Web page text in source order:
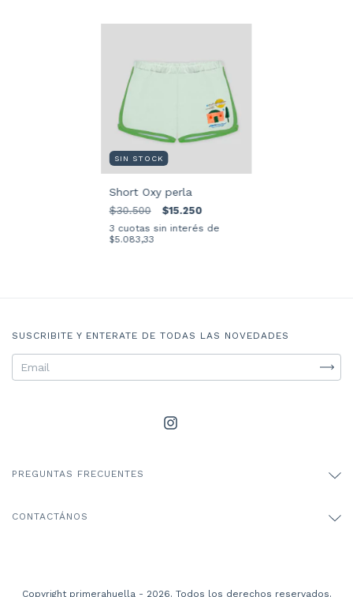
SIN STOCK
Short Oxy perla
$30.500 $15.250
3 cuotas sin interés de
$5.083,33
SUSCRIBITE Y ENTERATE DE TODAS LAS NOVEDADES
PREGUNTAS FRECUENTES
CONTACTÁNOS
Copyright primerahuella - 2026. Todos los derechos reservados.